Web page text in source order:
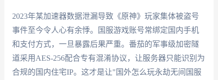
2023年某加速器数据泄漏导致《原神》玩家集体被盗号
事件至今令人心有余悸。国服游戏账号常绑定国内手机
和支付方式，一旦暴露后果严重。番茄的军事级加密隧
道采用AES-256配合专有混淆协议，让服务器只能识别为
合规的国内住宅IP。这才是让"国外怎么玩永劫无间国服